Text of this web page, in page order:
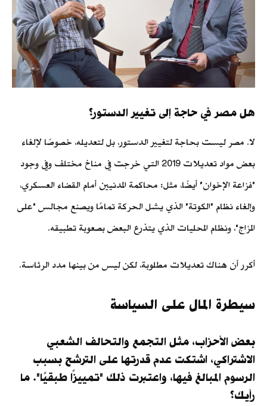
هل مصر في حاجة إلى تغيير الدستور؟
لا. مصر ليست بحاجة لتغيير الدستور، بل لتعديله، خصوصًا لإلغاء
بعض مواد تعديلات 2019 التي خرجت في مناخ مختلف وفي وجود
"فزاعة الإخوان" أيضًا، مثل: محاكمة المدنيين أمام القضاء العسكري،
وإلغاء نظام "الكوتة" الذي يشل الحركة تمامًا ويصنع مجالس "على
المزاج"، ونظام المحليات الذي يتذرع البعض بصعوبة تطبيقه.
أكرر أن هناك تعديلات مطلوبة، لكن ليس من بينها مدد الرئاسة.
سيطرة المال على السياسة
بعض الأحزاب، مثل التجمع والتحالف الشعبي
الاشتراكي، اشتكت عدم قدرتها على الترشح بسبب
الرسوم المبالغ فيها، واعتبرت ذلك "تمييزًا طبقيًا". ما
رأيك؟